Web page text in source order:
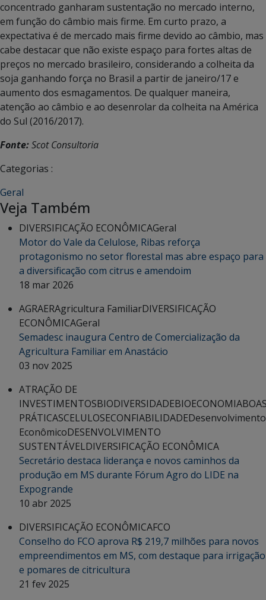
concentrado ganharam sustentação no mercado interno,
em função do câmbio mais firme. Em curto prazo, a
expectativa é de mercado mais firme devido ao câmbio, mas
cabe destacar que não existe espaço para fortes altas de
preços no mercado brasileiro, considerando a colheita da
soja ganhando força no Brasil a partir de janeiro/17 e
aumento dos esmagamentos. De qualquer maneira,
atenção ao câmbio e ao desenrolar da colheita na América
do Sul (2016/2017).
Fonte:Scot Consultoria
Categorias :
Geral
Veja Também
DIVERSIFICAÇÃO ECONÔMICAGeral
Motor do Vale da Celulose, Ribas reforça
protagonismo no setor florestal mas abre espaço para
a diversificação com citrus e amendoim
18 mar 2026
AGRAERAgricultura FamiliarDIVERSIFICAÇÃO
ECONÔMICAGeral
Semadesc inaugura Centro de Comercialização da
Agricultura Familiar em Anastácio
03 nov 2025
ATRAÇÃO DE
INVESTIMENTOSBIODIVERSIDADEBIOECONOMIA
PRÁTICASCELULOSECONFIABILIDADEDesenvolvimento
EconômicoDESENVOLVIMENTO
SUSTENTÁVELDIVERSIFICAÇÃO ECONÔMICA
Secretário destaca liderança e novos caminhos da
produção em MS durante Fórum Agro do LIDE na
Expogrande
10 abr 2025
DIVERSIFICAÇÃO ECONÔMICAFCO
Conselho do FCO aprova R$ 219,7 milhões para novos
empreendimentos em MS, com destaque para irrigação
e pomares de citricultura
21 fev 2025